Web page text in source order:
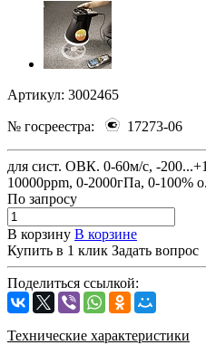
Артикул: 3002465
№ госреестра: 17273-06
для сист. ОВК. 0-60м/с, -
10000ppm, 0-2000гПа, 0-100%
По запросу
В корзину В корзине
Купить в 1 клик Задать вопрос
Поделиться ссылкой:
Технические характеристики